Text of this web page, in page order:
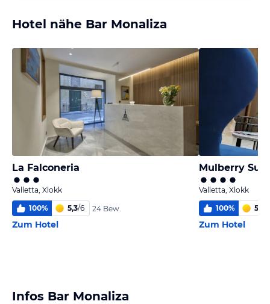
Hotel nähe Bar Monaliza
La Falconeria
Valletta, Xlokk
100% 5,3/6 24 Bew.
Zum Hotel
Valletta, Xlokk
100% 5,0
Zum Hotel
Infos Bar Monaliza